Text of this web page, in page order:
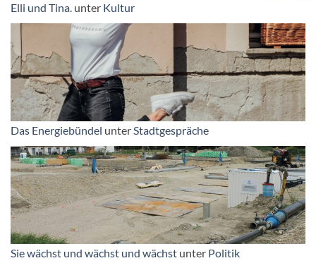
Elli und Tina. unter Kultur
Das Energiebündel unterStadtgespräche
Sie wächst und wächst und wächst unter Politik